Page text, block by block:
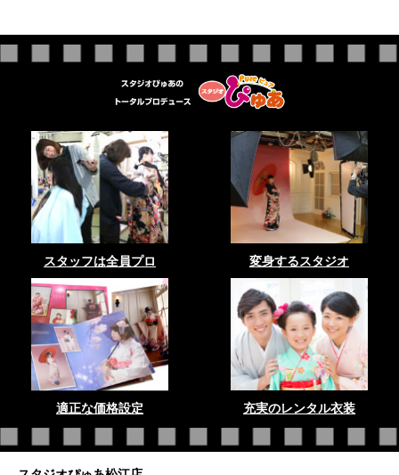
スタッフは全員プロ 変身するスタジオ
適正な価格設定 充実のレンタル衣装